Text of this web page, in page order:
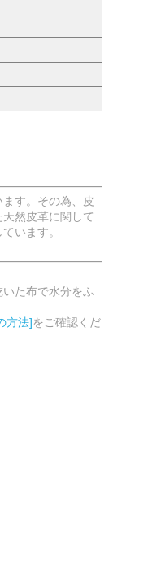
す。その為、皮
然皮革に関して
います。
た布で水分をふ
方法]をご確認くだ